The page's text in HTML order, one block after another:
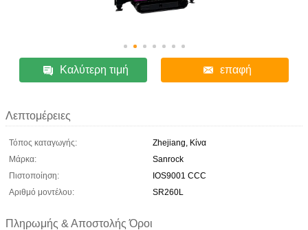
Καλύτερη τιμή επαφή
Λεπτομέρειες
Τόπος καταγωγής:
Zhejiang, Κίνα
Μάρκα:
Sanrock
Πιστοποίηση:
IOS9001 CCC
Αριθμό μοντέλου:
SR260L
Πληρωμής & Αποστολής Όροι